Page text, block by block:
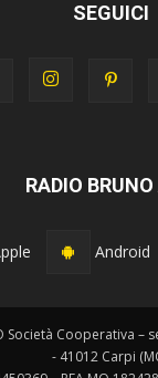
SEGUICI
RADIO
Android
Società Cooperativa –
- 41012 Carpi